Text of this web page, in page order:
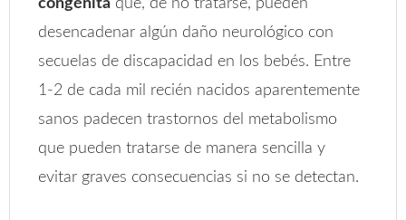
congénita que, de no tratarse, pueden
desencadenar algún daño neurológico con
secuelas de discapacidad en los bebés. Entre
1-2 de cada mil recién nacidos aparentemente
sanos padecen trastornos del metabolismo
que pueden tratarse de manera sencilla y
evitar graves consecuencias si no se detectan.